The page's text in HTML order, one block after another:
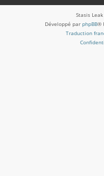
Stasis
Développé par phpBB®
Traduction